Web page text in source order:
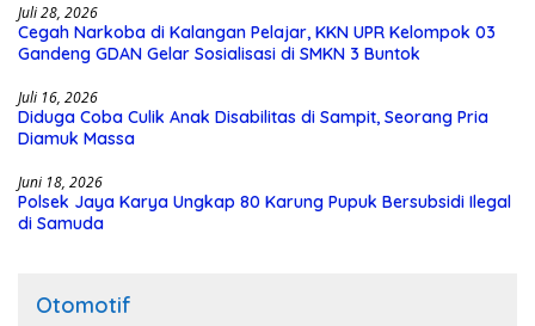
Juli 28, 2026
Cegah Narkoba di Kalangan Pelajar, KKN UPR Kelompok 03
Gandeng GDAN Gelar Sosialisasi di SMKN 3 Buntok
Juli 16, 2026
Diduga Coba Culik Anak Disabilitas di Sampit, Seorang Pria
Diamuk Massa
Juni 18, 2026
Polsek Jaya Karya Ungkap 80 Karung Pupuk Bersubsidi Ilegal
di Samuda
Otomotif